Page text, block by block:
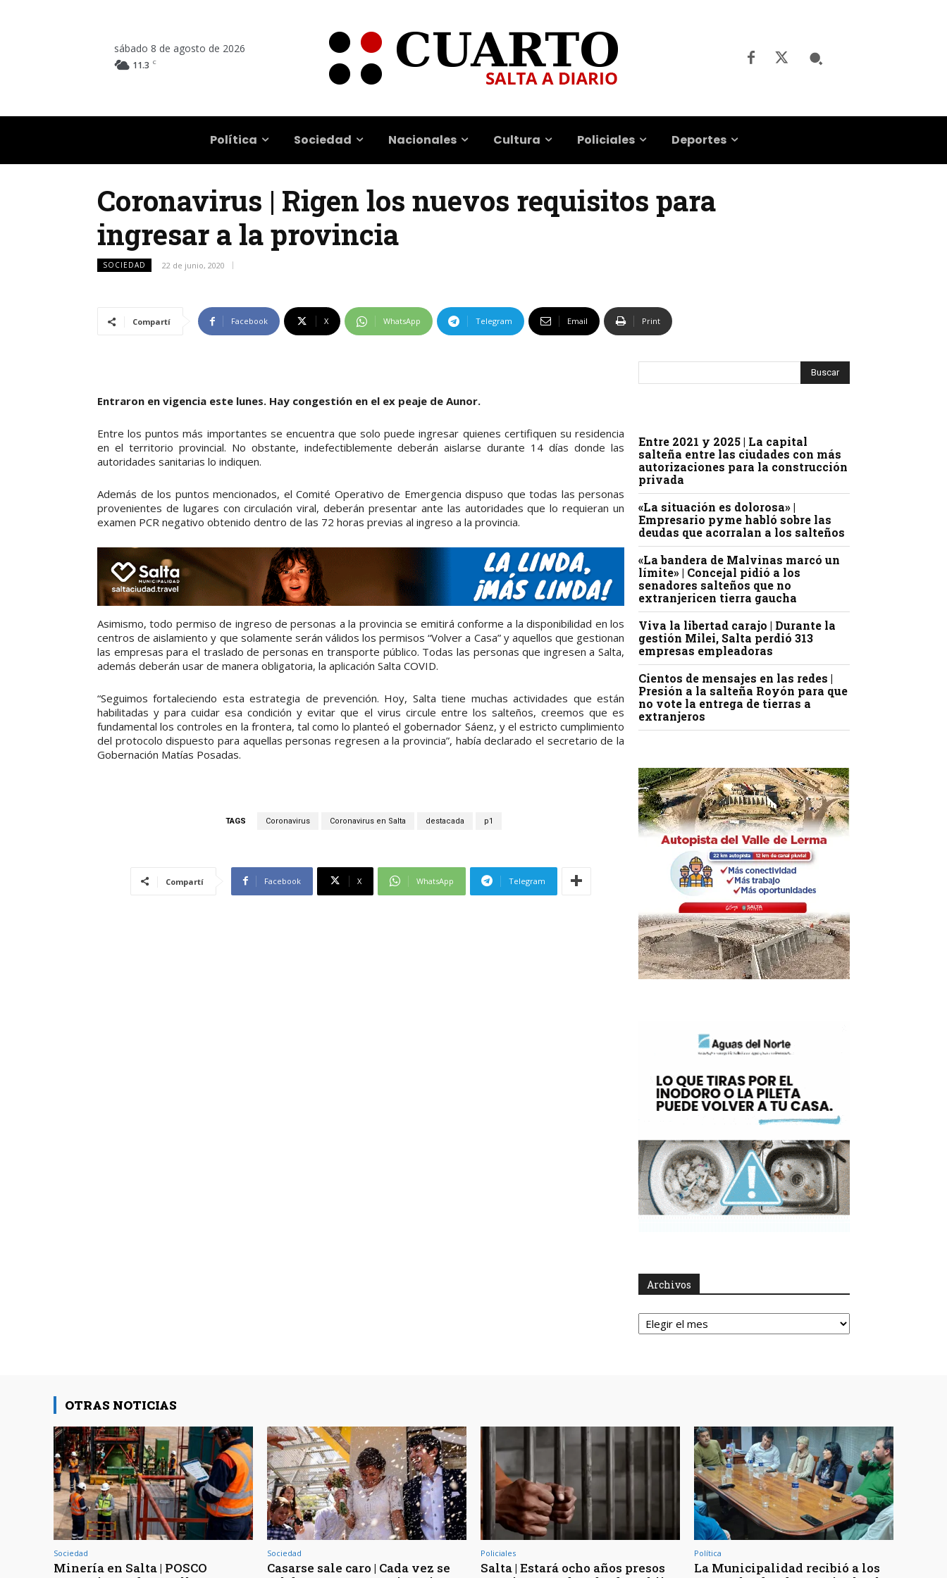
sábado 8 de agosto de 2026
11.3 C
Política Sociedad Nacionales Cultura Policiales Deportes
Coronavirus | Rigen los nuevos requisitos para
ingresar a la provincia
SOCIEDAD 22 de junio, 2020
Compartí Facebook X WhatsApp Telegram Email Print
Entraron en vigencia este lunes. Hay congestión en el ex peaje de Aunor.
Entre los puntos más importantes se encuentra que solo puede ingresar quienes certifiquen su residencia
en el territorio provincial. No obstante, indefectiblemente deberán aislarse durante 14 días donde las
autoridades sanitarias lo indiquen.
Además de los puntos mencionados, el Comité Operativo de Emergencia dispuso que todas las personas
provenientes de lugares con circulación viral, deberán presentar ante las autoridades que lo requieran un
examen PCR negativo obtenido dentro de las 72 horas previas al ingreso a la provincia.
Asimismo, todo permiso de ingreso de personas a la provincia se emitirá conforme a la disponibilidad en los
centros de aislamiento y que solamente serán válidos los permisos “Volver a Casa” y aquellos que gestionan
las empresas para el traslado de personas en transporte público. Todas las personas que ingresen a Salta,
además deberán usar de manera obligatoria, la aplicación Salta COVID.
“Seguimos fortaleciendo esta estrategia de prevención. Hoy, Salta tiene muchas actividades que están
habilitadas y para cuidar esa condición y evitar que el virus circule entre los salteños, creemos que es
fundamental los controles en la frontera, tal como lo planteó el gobernador Sáenz, y el estricto cumplimiento
del protocolo dispuesto para aquellas personas regresen a la provincia”, había declarado el secretario de la
Gobernación Matías Posadas.
TAGS Coronavirus Coronavirus en Salta destacada p1
Compartí Facebook X WhatsApp Telegram
Entre 2021 y 2025 | La capital
salteña entre las ciudades con más
autorizaciones para la construcción
privada
«La situación es dolorosa» |
Empresario pyme habló sobre las
deudas que acorralan a los salteños
«La bandera de Malvinas marcó un
límite» | Concejal pidió a los
senadores salteños que no
extranjericen tierra gaucha
Viva la libertad carajo | Durante la
gestión Milei, Salta perdió 313
empresas empleadoras
Cientos de mensajes en las redes |
Presión a la salteña Royón para que
no vote la entrega de tierras a
extranjeros
Archivos
Archivos
OTRAS NOTICIAS
Sociedad
Minería en Salta | POSCO
Sociedad
Casarse sale caro | Cada vez se
Policiales
Salta | Estará ocho años presos
Política
La Municipalidad recibió a los